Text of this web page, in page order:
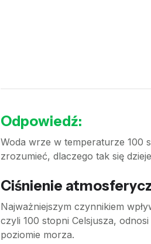
Odpowiedź:
Woda wrze w temperaturze 100
zrozumieć, dlaczego tak się
Ciśnienie
Najważniejszym czynnikiem
czyli 100 stopni Celsjusza,
poziomie morza.